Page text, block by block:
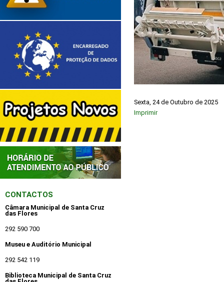
CONTACTOS
Câmara Municipal de Santa Cruz
das Flores
292 590 700
Museu e Auditório Municipal
292 542 119
Biblioteca Municipal de Santa Cruz
Sexta, 24 de Outubro de 2025
Imprimir